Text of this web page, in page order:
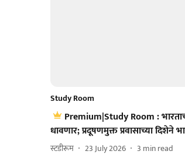
Study Room
Premium|Study Room :
धावणार; प्रदूषणमुक्त प्रवासाच्या दिशेने
स्टडीरूम 23 July 2026 3 min read